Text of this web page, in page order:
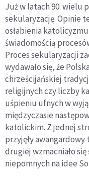
Już w latach 90. wielu
sekularyzację. Opinie
osłabienia katolicyzmu
świadomością
Proces sekularyzacji
wydawało się, że
chrześcijańskiej
religijnych czy liczby
uśpieniu ufnych w
międzyczasie
katolickim. Z jednej
przyjęły
drugiej wzmacniało
niepomnych na idee